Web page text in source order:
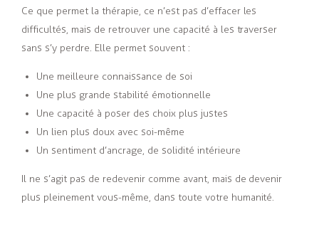
Ce que permet la thérapie, ce n’est pas d’effacer les
difficultés, mais de retrouver une capacité à les traverser
sans s’y perdre. Elle permet souvent :
Une meilleure connaissance de soi
Une plus grande stabilité émotionnelle
Une capacité à poser des choix plus justes
Un lien plus doux avec soi-même
Un sentiment d’ancrage, de solidité intérieure
Il ne s’agit pas de redevenir comme avant, mais de devenir
plus pleinement vous-même, dans toute votre humanité.